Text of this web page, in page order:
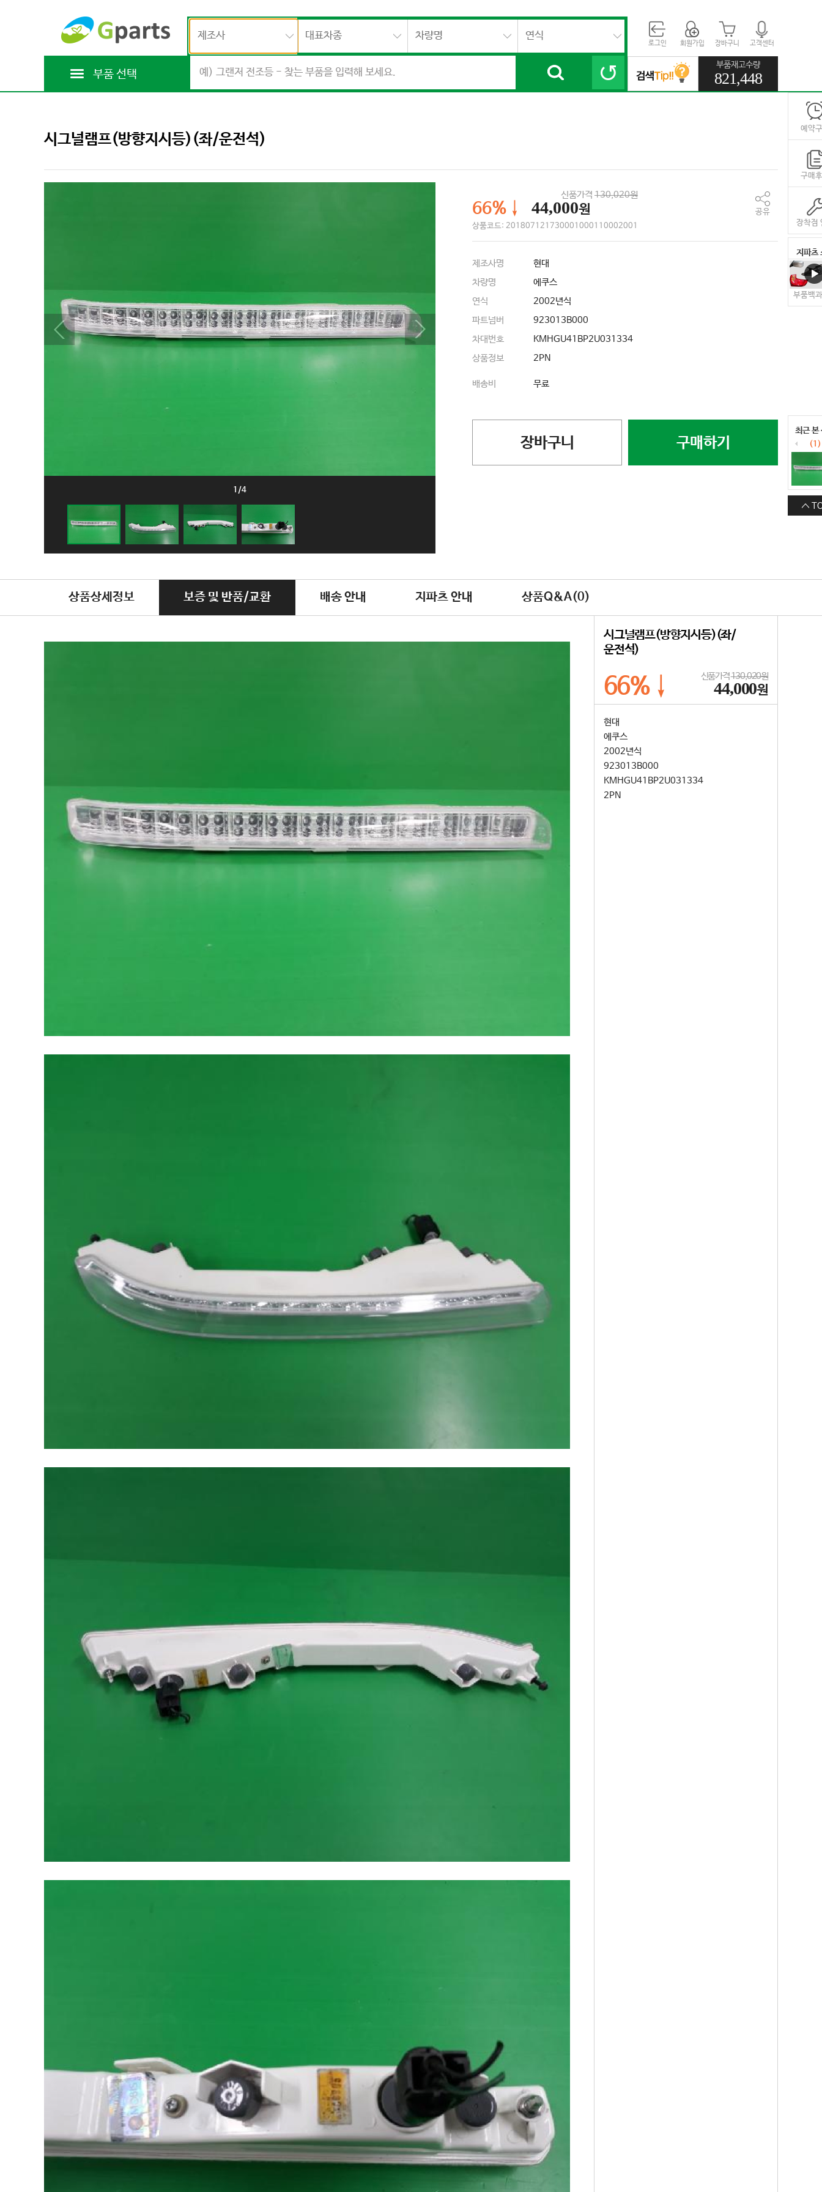
부품 선택
제조사 대표차종 차량명 연식
로그인 회원가입 장바구니 고객센터
부품재고수량
821,448
시그널램프(방향지시등)(좌/운전석)
1 /4
66%↓
신품가격 130,020원
44,000원
상품코드: 201807121730001000110002001
공유
제조사명
현대
차량명
에쿠스
연식
2002년식
파트넘버
923013B000
차대번호
KMHGU41BP2U031334
상품정보
2PN
배송비 무료
장바구니 구매하기
상품상세정보 보증 및 반품/교환 배송 안내 지파츠 안내 상품Q&A(0)
시그널램프(방향지시등)(좌/
운전석)
66%↓ 신품가격130,020원
44,000원
현대
에쿠스
2002년식
923013B000
KMHGU41BP2U031334
2PN
예약
구매
장착점
지파츠
부품백
최근 본
(1)